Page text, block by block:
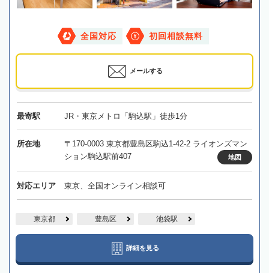
全国対応 初回相談無料
メールする
最寄駅 JR・東京メトロ「駒込駅」徒歩1分
所在地
〒170-0003 東京都豊島区駒込1-42-2 ライオンズマン
ション駒込駅前407
地図
対応エリア 東京、全国オンライン相談可
東京都 豊島区 池袋駅
詳細を見る